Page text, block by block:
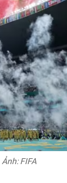
Ảnh: FIFA